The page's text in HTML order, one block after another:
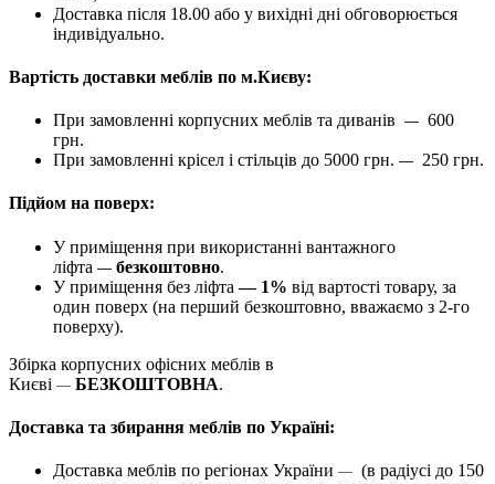
Доставка після 18.00 або у вихідні дні обговорюється
індивідуально.
Вартість доставки меблів по м.Києву:
При замовленні корпусних меблів та диванів — 600
грн.
При замовленні крісел і стільців до 5000 грн. — 250 грн.
Підйом на поверх:
У приміщення при використанні вантажного
ліфта — безкоштовно.
У приміщення без ліфта— 1% від вартості товару, за
один поверх (на перший безкоштовно, вважаємо з 2-го
поверху).
Збірка корпусних офісних меблів в
Києві — БЕЗКОШТОВНА.
Доставка та збирання меблів по Україні:
Доставка меблів по регіонах України — (в радіусі до 150